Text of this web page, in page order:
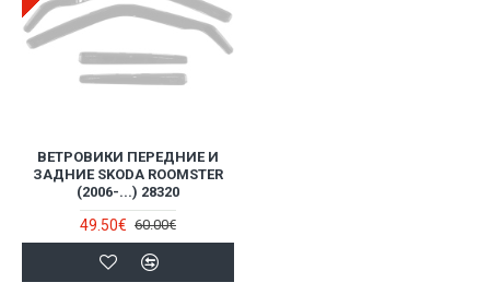
ВЕТРОВИКИ ПЕРЕДНИЕ И
ЗАДНИЕ SKODA ROOMSTER
(2006-...) 28320
49.50€ 60.00€